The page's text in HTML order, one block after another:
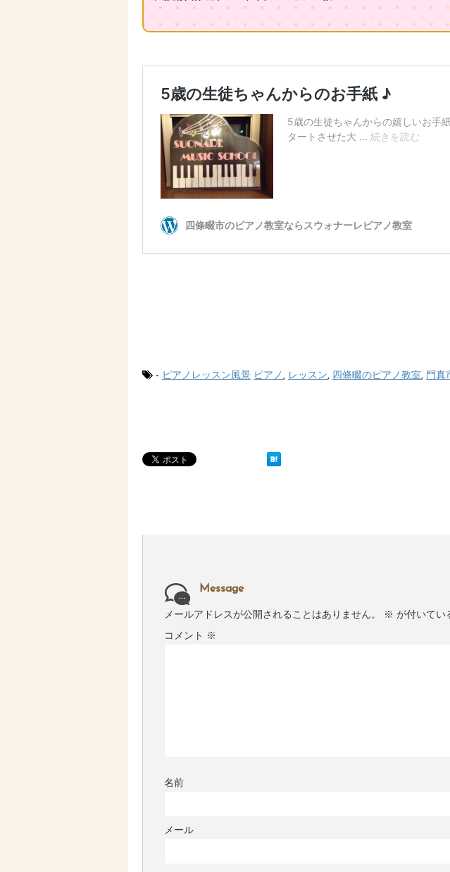
- ピアノレッスン風景 ピアノ , レッスン, 四條畷のピアノ教室, 門真
Message
メールアドレスが公開されることはありません。 ※ が付いてい
コメント ※
名前
メール